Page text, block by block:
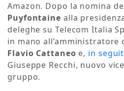
Amazon. Dopo la nomina
Puyfontaine alla
deleghe su Telecom Italia
in mano all’amministratore
Flavio Cattaneo e, in
Giuseppe Recchi, nuovo
gruppo.